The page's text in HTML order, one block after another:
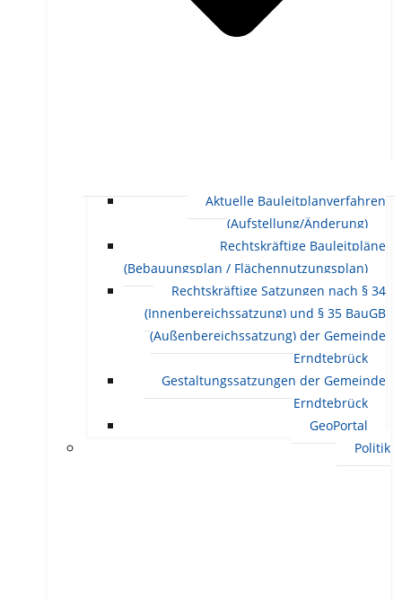
Aktuelle Bauleitplanverfahren
(Aufstellung/Änderung)
Rechtskräftige Bauleitpläne
(Bebauungsplan / Flächennutzungsplan)
Rechtskräftige Satzungen nach § 34
(Innenbereichssatzung) und § 35 BauGB
(Außenbereichssatzung) der Gemeinde
Erndtebrück
Gestaltungssatzungen der Gemeinde
Erndtebrück
GeoPortal
Politik